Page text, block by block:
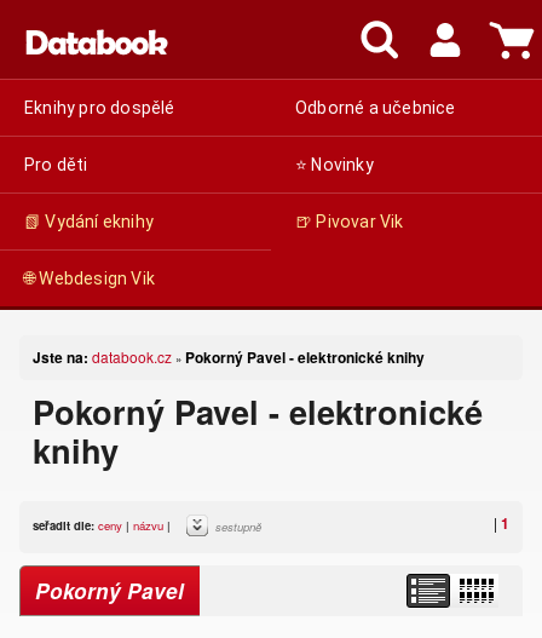
Eknihy pro dospělé Odborné a učebnice
Pro děti ⭐ Novinky
📗 Vydání eknihy 🍺 Pivovar Vik
🌐 Webdesign Vik
Jste na: databook.cz » Pokorný Pavel - elektronické knihy
Pokorný Pavel - elektronické
knihy
| 1
seřadit dle: ceny | názvu | sestupně
Pokorný Pavel